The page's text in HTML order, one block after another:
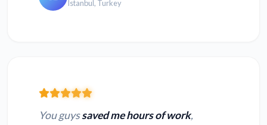
Istanbul, Turkey
You guyssaved me hours of work,